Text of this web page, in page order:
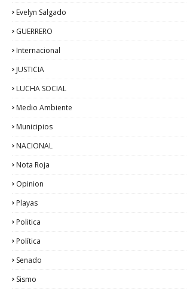
Evelyn Salgado
GUERRERO
Internacional
JUSTICIA
LUCHA SOCIAL
Medio Ambiente
Municipios
NACIONAL
Nota Roja
Opinion
Playas
Politica
Política
Senado
Sismo